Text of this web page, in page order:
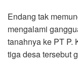
Endang tak
mengalami
tanahnya ke PT P.
tiga desa tersebut